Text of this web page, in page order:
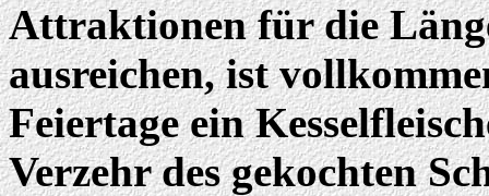
Attraktionen für die
ausreichen, ist
Feiertage ein
Verzehr des gekochten